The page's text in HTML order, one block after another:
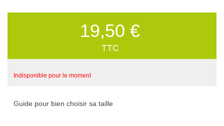
19,50 €
TTC
Indisponible pour le moment
Guide pour bien choisir sa taille